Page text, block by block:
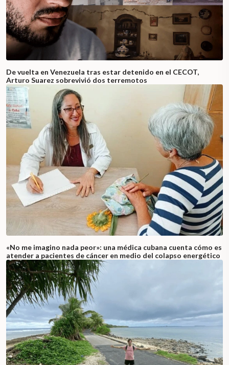
De vuelta en Venezuela tras estar detenido en el CECOT,
Arturo Suarez sobrevivió dos terremotos
«No me imagino nada peor»: una médica cubana cuenta cómo es
atender a pacientes de cáncer en medio del colapso energético